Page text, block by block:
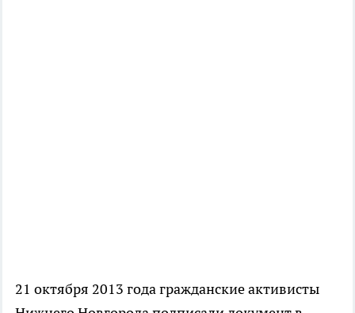
21 октября 2013 года гражданские активисты